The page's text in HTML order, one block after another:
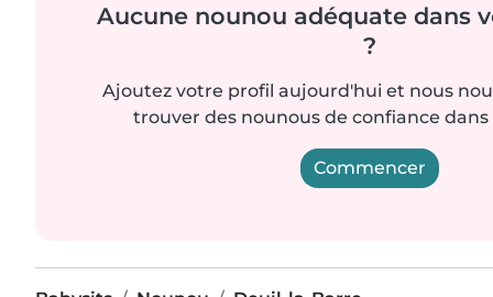
Aucune nounou adéquate dans
?
Ajoutez votre profil aujourd'hui et nous
trouver des nounous de confiance
Commencer